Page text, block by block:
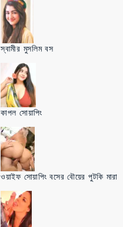
স্বামীর মুসলিম বস
কাপল সোয়াপিং
ওয়াইফ সোয়াপিং বসের বৌয়ের পুটকি মারা